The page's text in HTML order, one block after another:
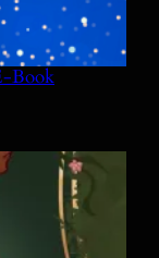
Book